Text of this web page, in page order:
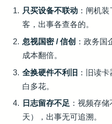
只买设备不联动 ：闸机
客，出事各查各的。
忽视国密 / 信创 ：政务国
成本翻倍。
全换硬件不利旧 ：旧读
白多花。
日志留存不足 ：视频存
天），出事无可追溯。